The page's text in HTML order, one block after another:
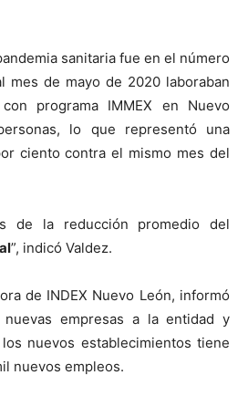
sanitaria fue en el número
mes de mayo de 2020 laboraban
programa IMMEX en Nuevo
lo que representó una
ciento contra el mismo mes del
de la reducción promedio del
”, indicó Valdez.
de INDEX Nuevo León, informó
empresas a la entidad y
nuevos establecimientos tiene
nuevos empleos.